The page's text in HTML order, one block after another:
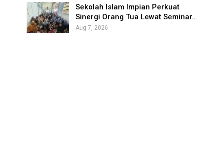
Sekolah Islam Impian Perkuat
Sinergi Orang Tua Lewat Seminar…
Aug 7, 2026